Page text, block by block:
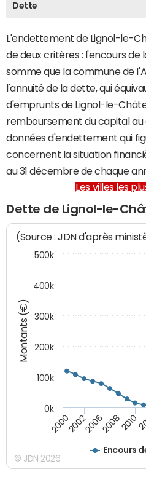
Dette
L'endettement de Lignol-le-
de deux critères : l'encours de
somme que la commune de
l'annuité de la dette, qui
d'emprunts de Lignol-le-
remboursement du capital au
données d'endettement qui
concernent la situation
au 31 décembre de chaque
Les villes les
Dette de Lignol-le-
Montants (€)
(Source : JDN d'après
Encours
20002002200620082010
0k
100k
200k
300k
400k
500k
© JDN 2026